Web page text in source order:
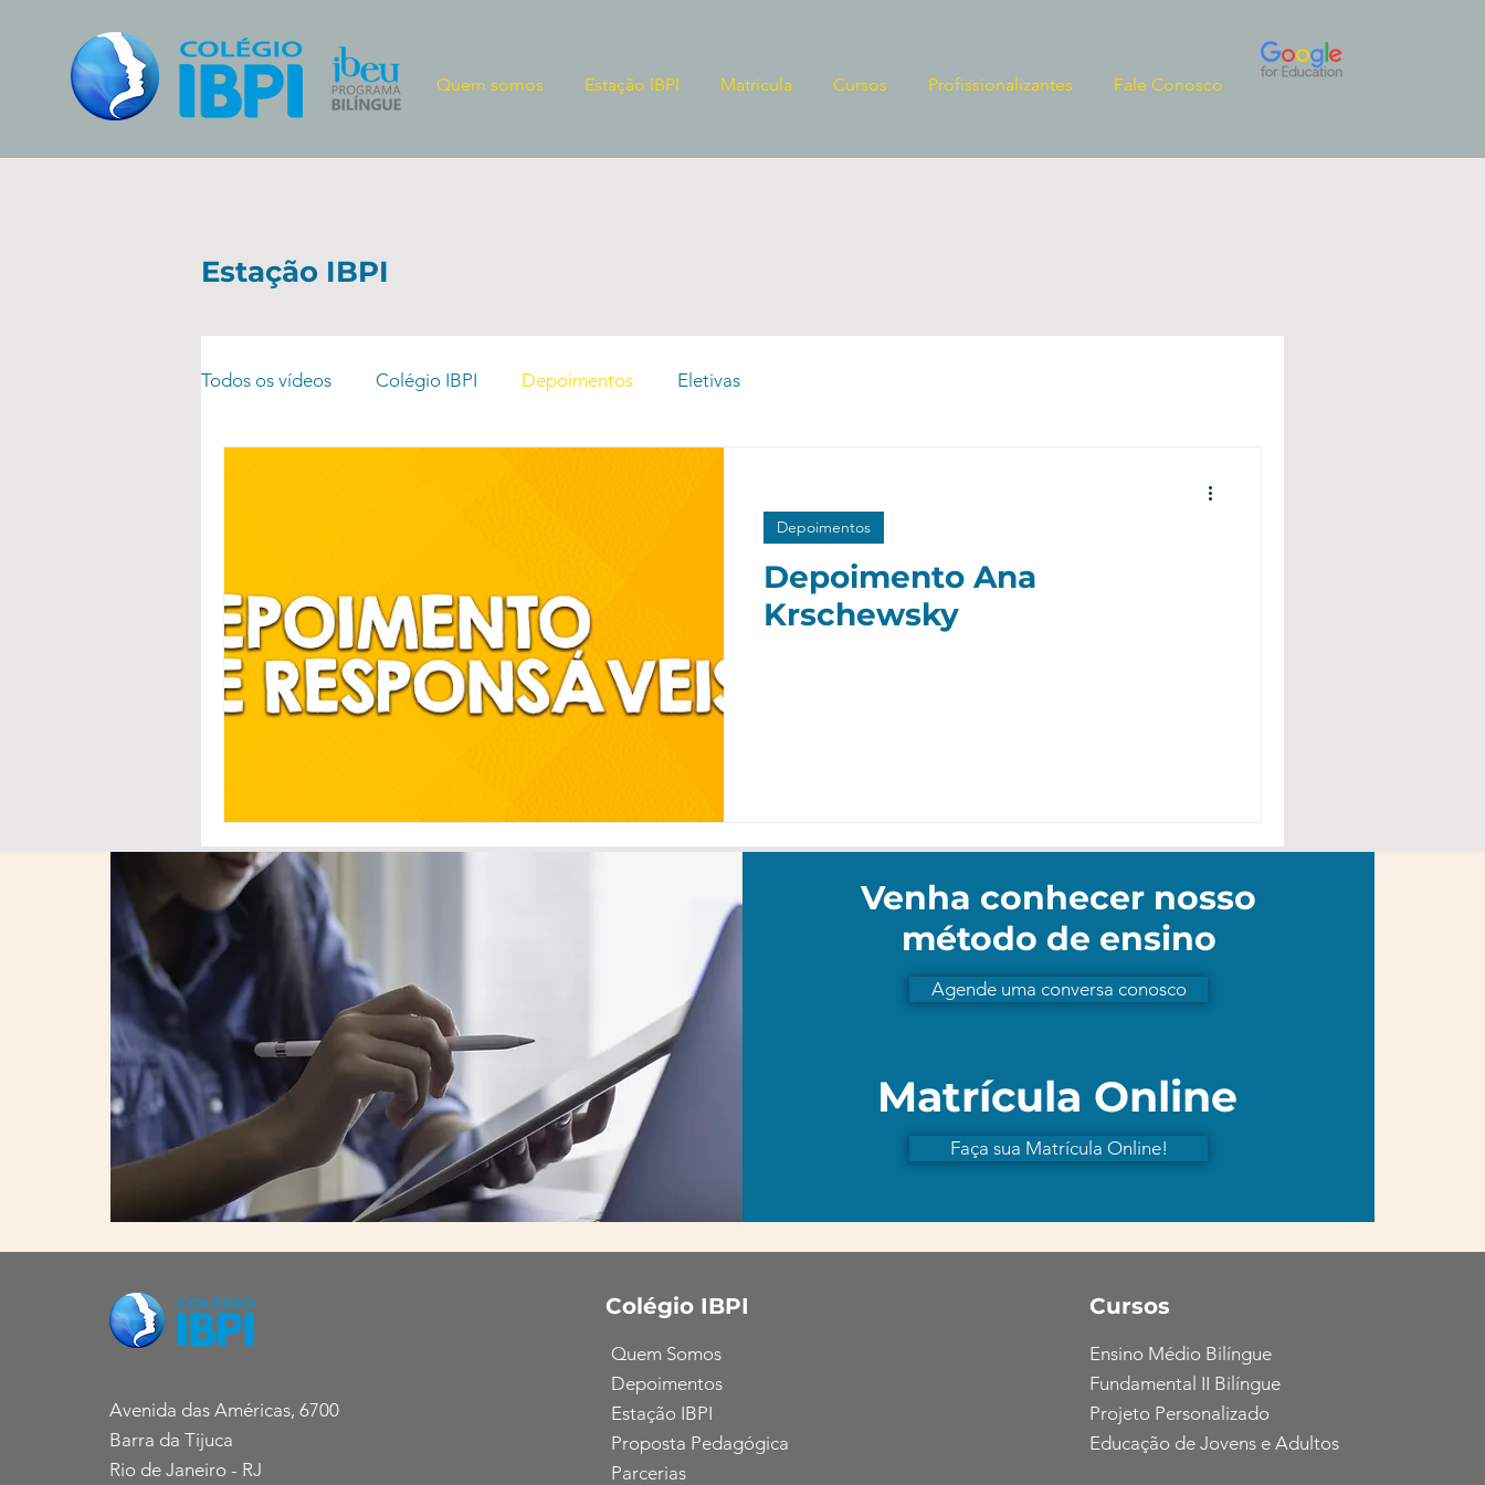
Quem somos Estação IBPI Matricula Cursos Profissionalizantes Fale Conosco
Estação IBPI
Todos os vídeos Colégio IBPI Depoimentos Eletivas
Depoimento Ana
Krschewsky
Depoimentos
Venha conhecer nosso
método de ensino
Agende uma conversa conosco
Matrícula Online
Faça sua Matrícula Online!
Avenida das Américas, 6700
Barra da Tijuca
Rio de Janeiro - RJ
Colégio IBPI
Quem Somos
Depoimentos
Estação IBPI
Proposta Pedagógica
Parcerias
Cursos
Ensino Médio Bilíngue
Fundamental II Bilíngue
Projeto Personalizado
Educação de Jovens e Adultos